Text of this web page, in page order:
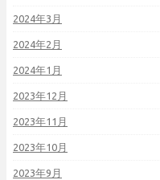
2024年3月
2024年2月
2024年1月
2023年12月
2023年11月
2023年10月
2023年9月